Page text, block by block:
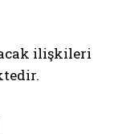
ilişkileri